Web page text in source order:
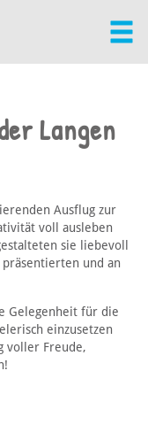
Langen
Ausflug zur
voll ausleben
sie liebevoll
und an
Gelegenheit für die
einzusetzen
voller Freude,